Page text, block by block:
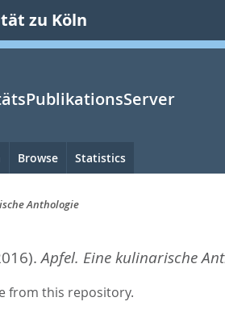
zu Köln
Browse Statistics
Anthologie
Apfel. Eine kulinarische
from this repository.